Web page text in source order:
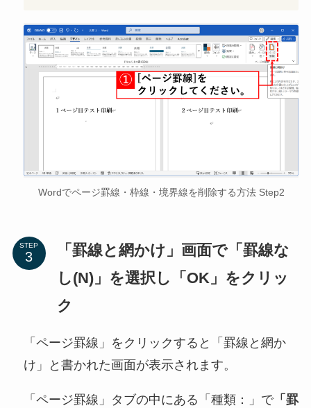
Wordでページ罫線・枠線・境界線を削除する方法 Step2
STEP
「罫線と網かけ」画面で「罫線な
し(N)」を選択し「OK」をクリッ
ク
「ページ罫線」をクリックすると「罫線と網か
け」と書かれた画面が表示されます。
「ページ罫線」タブの中にある「種類：」で「罫